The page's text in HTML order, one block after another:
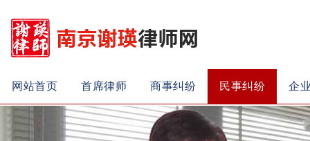
网站首页 首席律师 商事纠纷 民事纠纷 企